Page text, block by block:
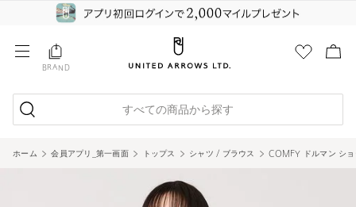
BRAND
すべての商品から探す
ホーム 会員アプリ_第一画面 トップス シャツ / ブラウス COMFY ドルマン ショ